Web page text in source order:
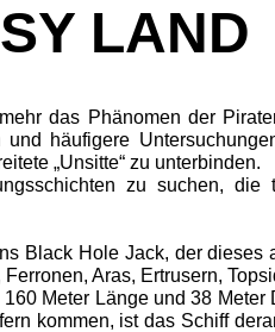
LAND
das Phänomen der
häufigere
„Unsitte“ zu unterbinden.
zu suchen,
Black Hole Jack, der
Aras, Ertrusern,
Meter Länge und 38
kommen, ist das Schiff